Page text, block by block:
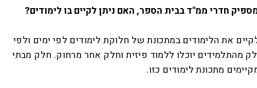
מספיק חדרי ממ"ד בבית הספר, האם ניתן לקיים בו לימודים?
את הלימודים במתכונת של חלוקת לימודים לפי ימים ולפי
מהתלמידים יוכלו ללמוד פיזית וחלק אחר מרחוק. חלק מבתי
מתכונת לימודים כזו.